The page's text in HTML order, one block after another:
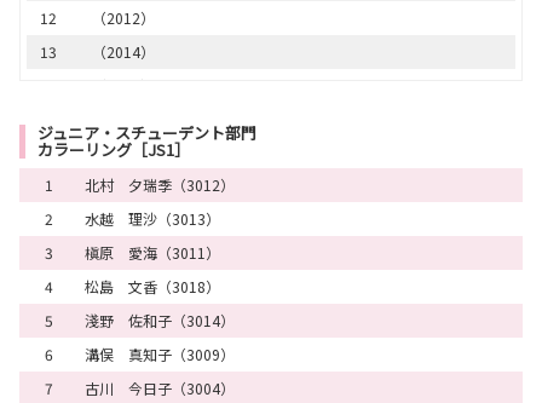
28
（1034）
29
（1043）
32
（1029）
33
（1053）
34
（1049）
35
（1012）
36
（1063）
37
（1065）
38
（1014）
39
（1021）
12
（2012）
13
（2014）
16
（2009）
17
（2024）
18
（2018）
19
（2002）
20
（2017）
21
（2001）
22
（2023）
23
（2027）
ジュニア・スチューデント部門
カラーリング［JS1］
1
北村 夕瑞季（3012）
2
水越 理沙（3013）
3
槇原 愛海（3011）
4
松島 文香（3018）
5
淺野 佐和子（3014）
6
溝俣 真知子（3009）
7
古川 今日子（3004）